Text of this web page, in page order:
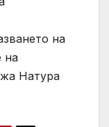
на
на
Натура